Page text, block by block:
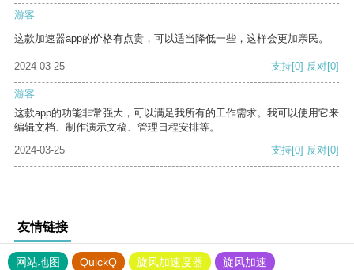
游客
这款加速器app的价格有点贵，可以适当降低一些，这样会更加亲民。
2024-03-25 支持[0] 反对[0]
游客
这款app的功能非常强大，可以满足我所有的工作需求。我可以使用它来
编辑文档、制作演示文稿、管理日程安排等。
2024-03-25
支持[0] 反对[0]
友情链接
网站地图 QuickQ 旋风加速度器
旋风加速